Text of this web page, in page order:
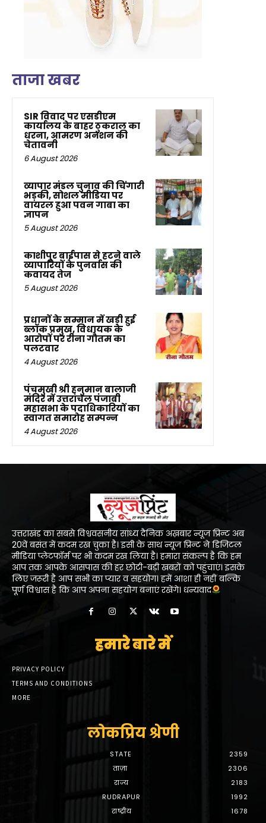
ताजा खबर
SIR विवाद पर एसडीएम
कार्यालय के बाहर ठुकराल का
धरना, आमरण अनशन की
चेतावनी
6 August 2026
व्यापार मंडल चुनाव की चिंगारी
भड़की, सोशल मीडिया पर
वायरल हुआ पवन गाबा का
ज्ञापन
5 August 2026
काशीपुर बाईपास से हटने वाले
व्यापारियों के पुनर्वास की
कवायद तेज
5 August 2026
प्रधानों के सम्मान में खड़ी हुई
ब्लॉक प्रमुख, विधायक के
आरोपों पर रीना गौतम का
पलटवार
4 August 2026
पंचमुखी श्री हनुमान बालाजी
मंदिर में उत्तरांचल पंजाबी
महासभा के पदाधिकारियों का
स्वागत समारोह सम्पन्न
4 August 2026
उत्तराखंड का सबसे विश्ववसनीय सांध्य दैनिक अख़बार न्यूज प्रिन्ट अब
20वें बसंत में कदम रख चुका है। इसी के साथ न्यूज प्रिन्ट ने डिजिटल
मीडिया प्लेटफॉर्म पर भी कदम रख लिया है। हमारा संकल्प है कि हम
आप तक आपके आसपास की हर छोटी-बड़ी खबरों को पहुंचाएं। इसके
लिए जरूरी है आप सभी का प्यार व सहयोग। हमें आशा ही नहीं बल्कि
पूर्ण विश्वास है कि आप अपना सहयोग बनाएं रखेंगे। धन्यवाद
हमारे बारे में
PRIVACY POLICY
TERMS AND CONDITIONS
MORE
लोकप्रिय श्रेणी
STATE
2359
ताज़ा
2306
राज्य
2183
RUDRAPUR
1992
राष्ट्रीय
1678